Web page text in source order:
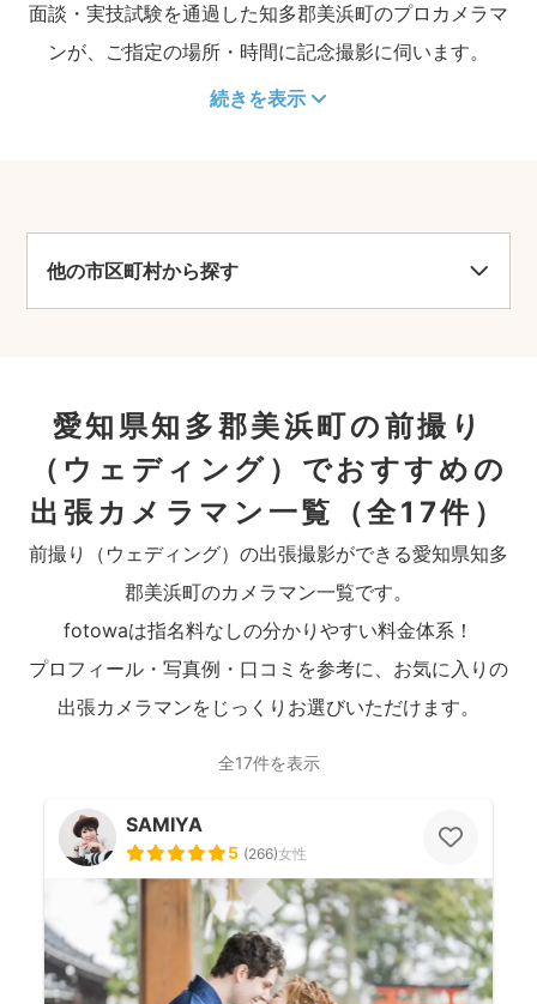
面談・実技試験を通過した知多郡美浜町のプロカメラマ
ンが、ご指定の場所・時間に記念撮影に伺います。
続きを表示
他の市区町村から探す
愛知県知多郡美浜町の前撮り
（ウェディング）でおすすめの
出張カメラマン一覧
（全17件）
前撮り（ウェディング）の出張撮影ができる愛知県知多
郡美浜町のカメラマン一覧です。
fotowaは指名料なしの分かりやすい料金体系！
プロフィール・写真例・口コミを参考に、お気に入りの
出張カメラマンをじっくりお選びいただけます。
全17件を表示
SAMIYA
5 (266)女性